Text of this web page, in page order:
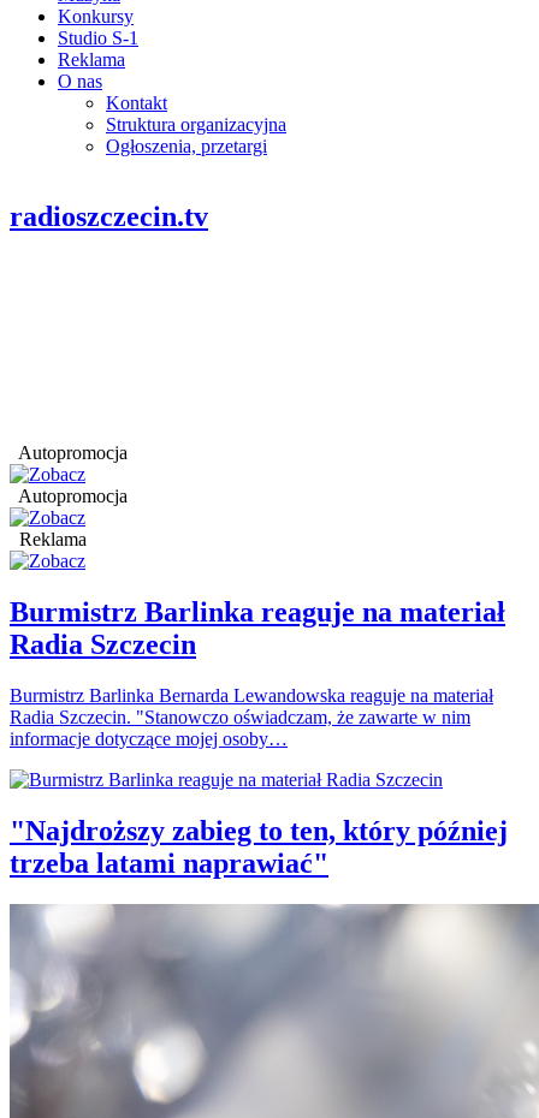
Konkursy
Studio S-1
Reklama
O nas
Kontakt
Struktura organizacyjna
Ogłoszenia, przetargi
radioszczecin.tv
Autopromocja
Autopromocja
Reklama
Burmistrz Barlinka reaguje na materiał
Radia Szczecin
Burmistrz Barlinka Bernarda Lewandowska reaguje na materiał
Radia Szczecin. "Stanowczo oświadczam, że zawarte w nim
informacje dotyczące mojej osoby…
"Najdroższy zabieg to ten, który później
trzeba latami naprawiać"